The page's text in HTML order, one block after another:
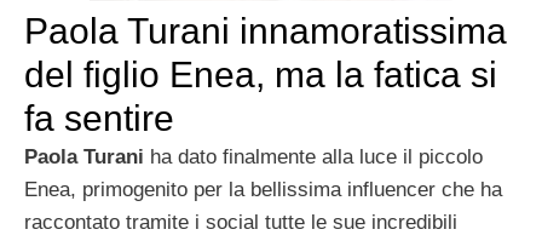
Paola Turani innamoratissima
del figlio Enea, ma la fatica si
fa sentire
Paola Turani ha dato finalmente alla luce il piccolo
Enea, primogenito per la bellissima influencer che ha
raccontato tramite i social tutte le sue incredibili